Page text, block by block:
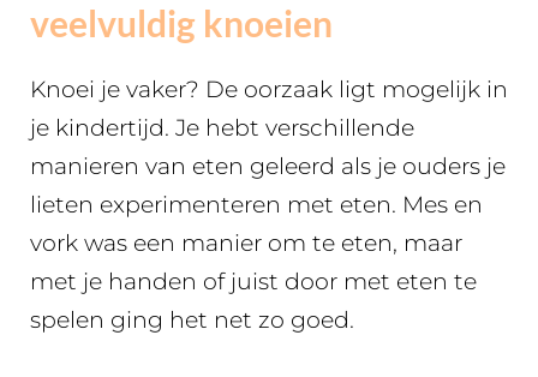
veelvuldig knoeien
Knoei je vaker? De oorzaak ligt mogelijk in
je kindertijd. Je hebt verschillende
manieren van eten geleerd als je ouders je
lieten experimenteren met eten. Mes en
vork was een manier om te eten, maar
met je handen of juist door met eten te
spelen ging het net zo goed.